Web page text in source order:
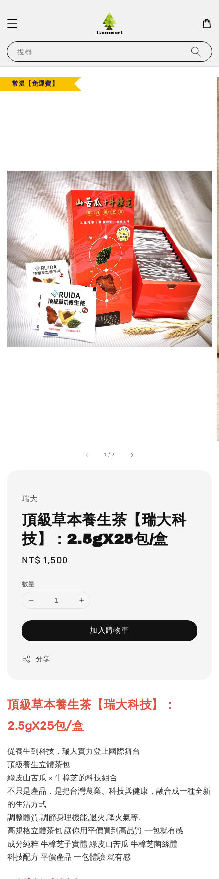
搜尋
1 /7
常溫【免運費】
瑞大
頂級草本養生茶【瑞大科
技】：2.5gX25包/盒
Regular
NT$ 1,500
數量
加入購物車
分享
頂級草本養生茶【瑞大科技】：
2.5gX25包/盒
從養生到科技，瑞大實力登上國際舞台
頂級養生立體茶包
綠皮山苦瓜 × 牛樟芝的科技組合
不只是產品，是把台灣農業、科技與健康，融合成一種全新
的生活方式
調整體質,調節身理機能,退火,降火氣等.
高規格立體茶包 讓你用平價買到高品質 一包就有感
成分純粹 牛樟芝子實體 綠皮山苦瓜 牛樟芝菌絲體
科技配方 平價產品 一包體驗 就有感